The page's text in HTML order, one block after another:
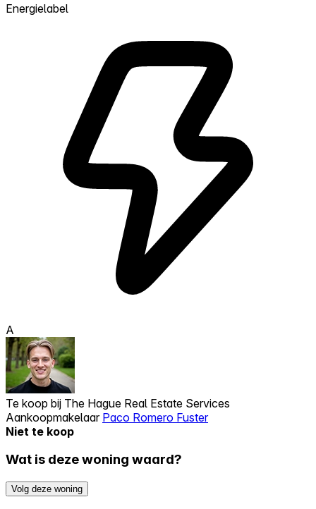
Energielabel
A
Te koop bij The Hague Real Estate Services
Aankoopmakelaar Paco Romero Fuster
Niet te koop
Wat is deze woning waard?
Volg deze woning